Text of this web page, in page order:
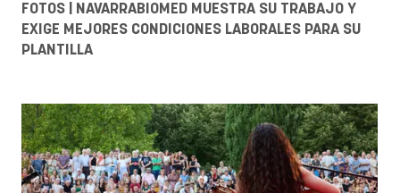
FOTOS | NAVARRABIOMED MUESTRA SU TRABAJO Y
EXIGE MEJORES CONDICIONES LABORALES PARA SU
PLANTILLA